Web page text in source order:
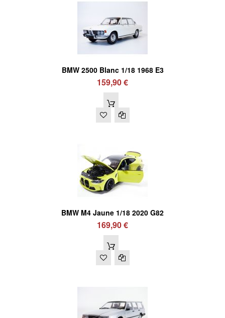
BMW 2500 Blanc 1/18 1968 E3
159,90 €
BMW M4 Jaune 1/18 2020 G82
169,90 €